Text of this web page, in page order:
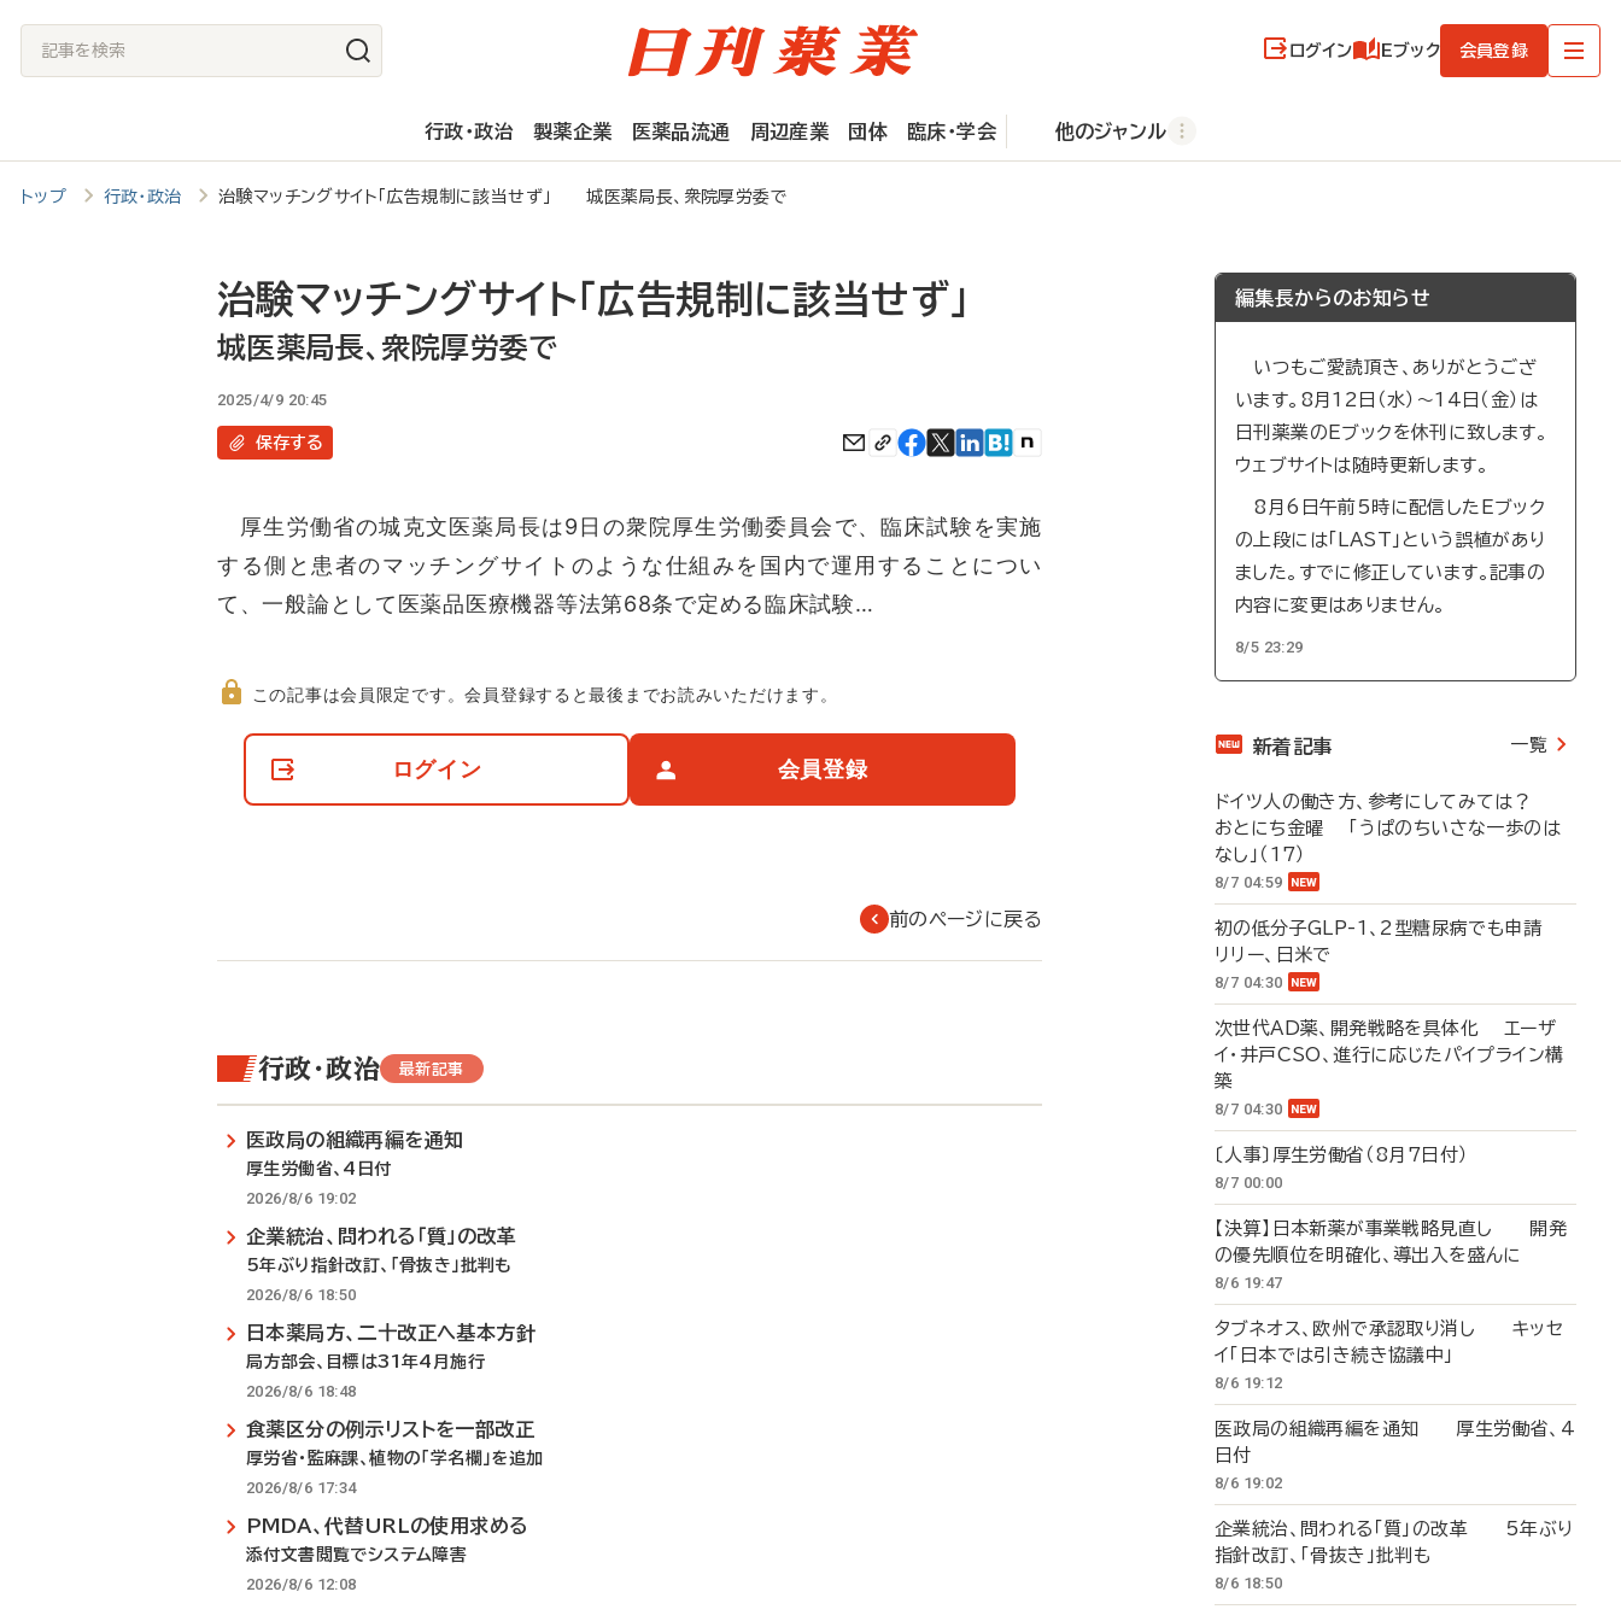
記
事
検
索
ログイン Eブック 会員登録
行政・政治 製薬企業 医薬品流通 周辺産業 団体 臨床・学会 他のジャンル
トップ 行政・政治 治験マッチングサイト「広告規制に該当せず」 城医薬局長、衆院厚労委で
治験マッチングサイト「広告規制に該当せず」
城医薬局長、衆院厚労委で
2025/4/9 20:45
保存する
厚生労働省の城克文医薬局長は9日の衆院厚生労働委員会で、臨床試験を実施
する側と患者のマッチングサイトのような仕組みを国内で運用することについ
て、一般論として医薬品医療機器等法第68条で定める臨床試験…
て
この記事は会員限定です。会員登録すると最後までお読みいただけます。
ログイン 会員登録
前のページに戻る
行政・政治 最新記事
医政局の組織再編を通知
厚生労働省、4日付
2026/8/6 19:02
企業統治、問われる「質」の改革
5年ぶり指針改訂、「骨抜き」批判も
2026/8/6 18:50
日本薬局方、二十改正へ基本方針
局方部会、目標は31年4月施行
2026/8/6 18:48
食薬区分の例示リストを一部改正
厚労省・監麻課、植物の「学名欄」を追加
2026/8/6 17:34
PMDA、代替URLの使用求める
添付文書閲覧でシステム障害
2026/8/6 12:08
編集長からのお知らせ
いつもご愛読頂き、ありがとうござ
います。8月12日（水）～14日（金）は
日刊薬業のEブックを休刊に致します。
ウェブサイトは随時更新します。
8月6日午前5時に配信したEブック
の上段には「LAST」という誤植があり
ました。すでに修正しています。記事の
内容に変更はありません。
8/5 23:29
新着記事 一覧
ドイツ人の働き方、参考にしてみては？
おとにち金曜 「うぱのちいさな一歩のは
なし」（17）
8/7 04:59
初の低分子GLP-1、2型糖尿病でも申請
リリー、日米で
8/7 04:30
次世代AD薬、開発戦略を具体化 エーザ
イ・井戸CSO、進行に応じたパイプライン構
築
8/7 04:30
〔人事〕厚生労働省（8月7日付）
8/7 00:00
【決算】日本新薬が事業戦略見直し 開発
の優先順位を明確化、導出入を盛んに
8/6 19:47
タブネオス、欧州で承認取り消し キッセ
イ「日本では引き続き協議中」
8/6 19:12
医政局の組織再編を通知 厚生労働省、4
日付
8/6 19:02
企業統治、問われる「質」の改革 5年ぶり
指針改訂、「骨抜き」批判も
8/6 18:50